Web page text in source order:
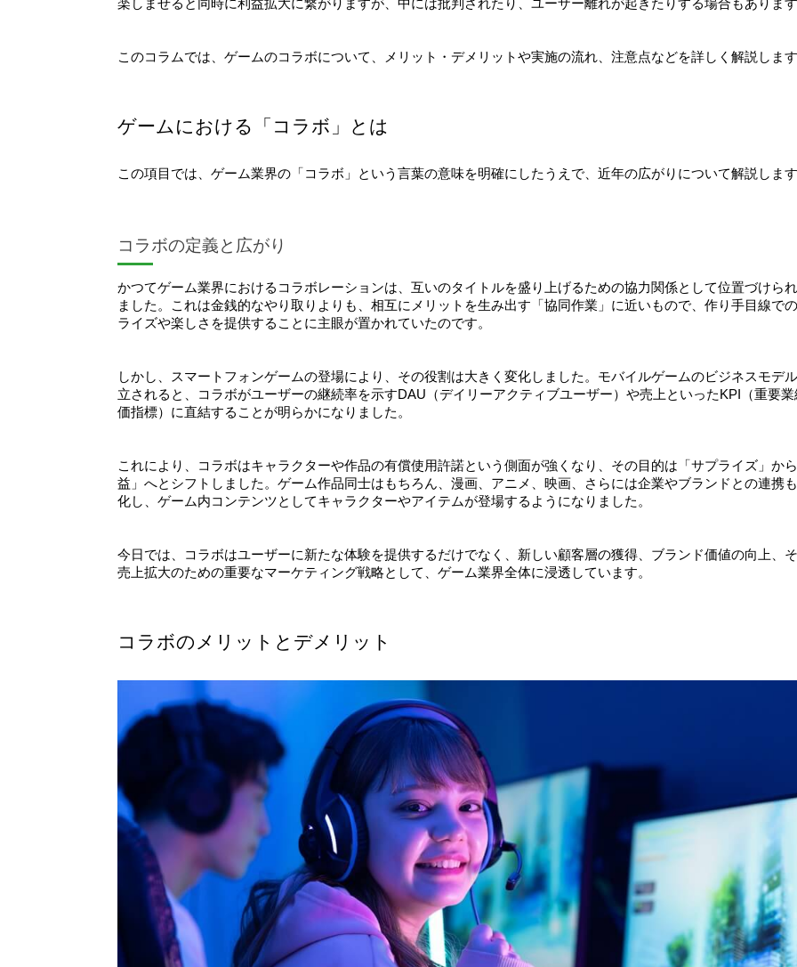
楽しませると同時に利益拡大に繋がりますが、中には批判されたり、ユーザー離れが起きたりする場合もあります
このコラムでは、ゲームのコラボについて、メリット・デメリットや実施の流れ、注意点などを詳しく解説します
ゲームにおける「コラボ」とは
この項目では、ゲーム業界の「コラボ」という言葉の意味を明確にしたうえで、近年の広がりについて解説します
コラボの定義と広がり
かつてゲーム業界におけるコラボレーションは、互いのタイトルを盛り上げるための協力関係として位置づけら
ました。これは金銭的なやり取りよりも、相互にメリットを生み出す「協同作業」に近いもので、作り手目線で
ライズや楽しさを提供することに主眼が置かれていたのです。
しかし、スマートフォンゲームの登場により、その役割は大きく変化しました。モバイルゲームのビジネスモデ
立されると、コラボがユーザーの継続率を示すDAU（デイリーアクティブユーザー）や売上といったKPI（重要業
価指標）に直結することが明らかになりました。
これにより、コラボはキャラクターや作品の有償使用許諾という側面が強くなり、その目的は「サプライズ」か
益」へとシフトしました。ゲーム作品同士はもちろん、漫画、アニメ、映画、さらには企業やブランドとの連携
化し、ゲーム内コンテンツとしてキャラクターやアイテムが登場するようになりました。
今日では、コラボはユーザーに新たな体験を提供するだけでなく、新しい顧客層の獲得、ブランド価値の向上、
売上拡大のための重要なマーケティング戦略として、ゲーム業界全体に浸透しています。
コラボのメリットとデメリット